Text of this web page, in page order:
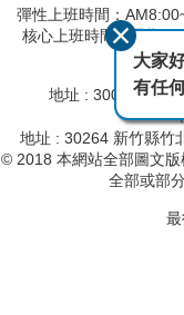
彈性上班時間：
核心上班時間：星期
地址 : 30044 新竹
地址 : 30264 新竹縣竹
© 2018 本網站全部圖文
全部或部
大家
有任